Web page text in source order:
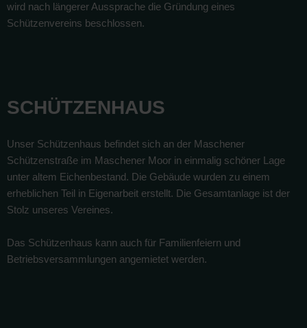
wird nach längerer Aussprache die Gründung eines
Schützenvereins beschlossen.
SCHÜTZENHAUS
Unser Schützenhaus befindet sich an der Maschener
Schützenstraße im Maschener Moor in einmalig schöner Lage
unter altem Eichenbestand. Die Gebäude wurden zu einem
erheblichen Teil in Eigenarbeit erstellt. Die Gesamtanlage ist der
Stolz unseres Vereines.
Das Schützenhaus kann auch für Familienfeiern und
Betriebsversammlungen angemietet werden.